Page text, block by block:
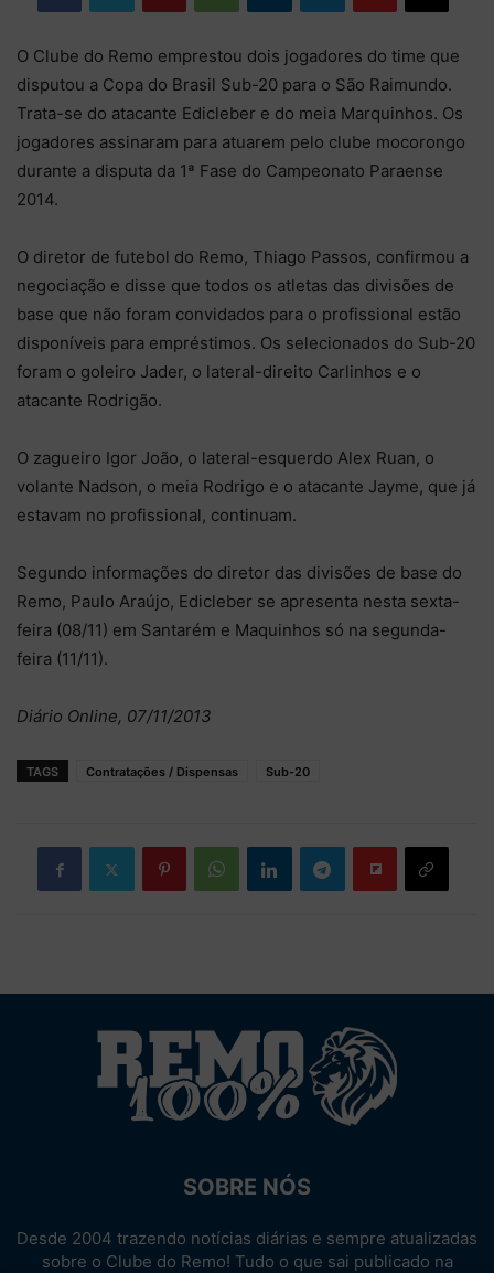
O Clube do Remo emprestou dois jogadores do time que
disputou a Copa do Brasil Sub-20 para o São Raimundo.
Trata-se do atacante Edicleber e do meia Marquinhos. Os
jogadores assinaram para atuarem pelo clube mocorongo
durante a disputa da 1ª Fase do Campeonato Paraense
2014.
O diretor de futebol do Remo, Thiago Passos, confirmou a
negociação e disse que todos os atletas das divisões de
base que não foram convidados para o profissional estão
disponíveis para empréstimos. Os selecionados do Sub-20
foram o goleiro Jader, o lateral-direito Carlinhos e o
atacante Rodrigão.
O zagueiro Igor João, o lateral-esquerdo Alex Ruan, o
volante Nadson, o meia Rodrigo e o atacante Jayme, que já
estavam no profissional, continuam.
Segundo informações do diretor das divisões de base do
Remo, Paulo Araújo, Edicleber se apresenta nesta sexta-
feira (08/11) em Santarém e Maquinhos só na segunda-
feira (11/11).
Diário Online, 07/11/2013
TAGS Contratações / Dispensas Sub-20
SOBRE NÓS
Desde 2004 trazendo notícias diárias e sempre atualizadas
sobre o Clube do Remo! Tudo o que sai publicado na